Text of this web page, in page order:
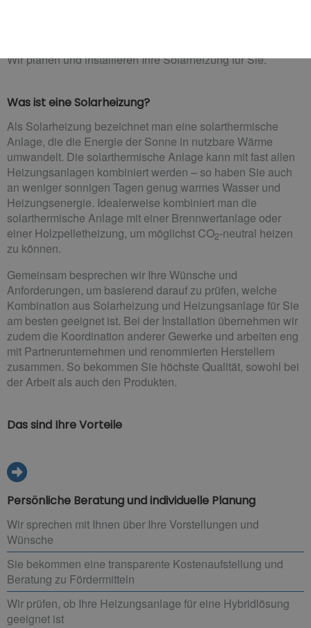
Wir planen und installieren Ihre Solarheizung für Sie.
Was ist eine Solarheizung?
Als Solarheizung bezeichnet man eine solarthermische
Anlage, die die Energie der Sonne in nutzbare Wärme
umwandelt. Die solarthermische Anlage kann mit fast allen
Heizungsanlagen kombiniert werden – so haben Sie auch
an weniger sonnigen Tagen genug warmes Wasser und
Heizungsenergie. Idealerweise kombiniert man die
solarthermische Anlage mit einer Brennwertanlage oder
einer Holzpelletheizung, um möglichst CO2-neutral heizen
zu können.
Gemeinsam besprechen wir Ihre Wünsche und
Anforderungen, um basierend darauf zu prüfen, welche
Kombination aus Solarheizung und Heizungsanlage für Sie
am besten geeignet ist. Bei der Installation übernehmen wir
zudem die Koordination anderer Gewerke und arbeiten eng
mit Partnerunternehmen und renommierten Herstellern
zusammen. So bekommen Sie höchste Qualität, sowohl bei
der Arbeit als auch den Produkten.
Das sind Ihre Vorteile
Persönliche Beratung und individuelle Planung
Wir sprechen mit Ihnen über Ihre Vorstellungen und
Wünsche
Sie bekommen eine transparente Kostenaufstellung und
Beratung zu Fördermitteln
Wir prüfen, ob Ihre Heizungsanlage für eine Hybridlösung
geeignet ist